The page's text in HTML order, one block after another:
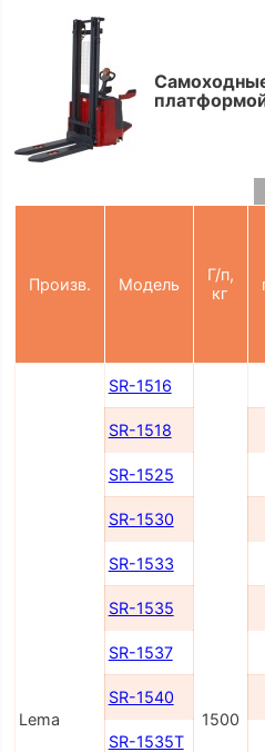
Произв. Модель
Г/п,
кг
Lema
SR-1516
1500
SR-1518
SR-1525
SR-1530
SR-1533
SR-1535
SR-1537
SR-1540
SR-1535T